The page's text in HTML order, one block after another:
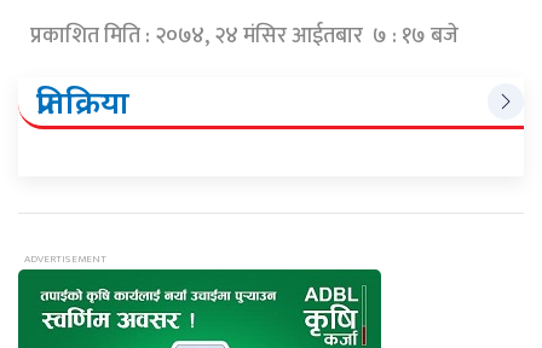
प्रकाशित मिति : २०७४, २४ मंसिर आईतबार ७ : १७ बजे
प्रतिक्रिया